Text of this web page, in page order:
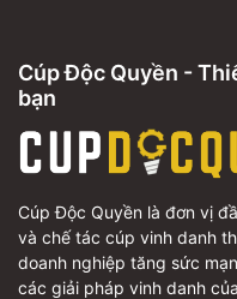
Cúp Độc Quyền -
bạn
Cúp Độc Quyền là đơn vị
và chế tác cúp vinh danh
doanh nghiệp tăng sức
các giải pháp vinh danh